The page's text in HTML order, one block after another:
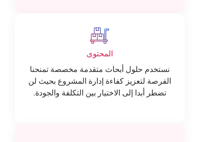
المحتوى
نستخدم حلول أبحاث متقدمة مخصصة تمنحنا
الفرصة لتعزيز كفاءة إدارة المشروع بحيث لن
تضطر أبدا إلى الاختيار بين التكلفة والجودة.